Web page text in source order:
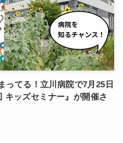
ってる！立川病院で7月25日
キッズセミナー』が開催さ